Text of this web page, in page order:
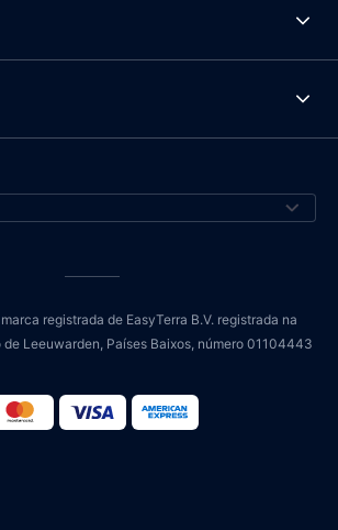
registrada de EasyTerra B.V. registrada na
Leeuwarden, Países Baixos, número 01104443